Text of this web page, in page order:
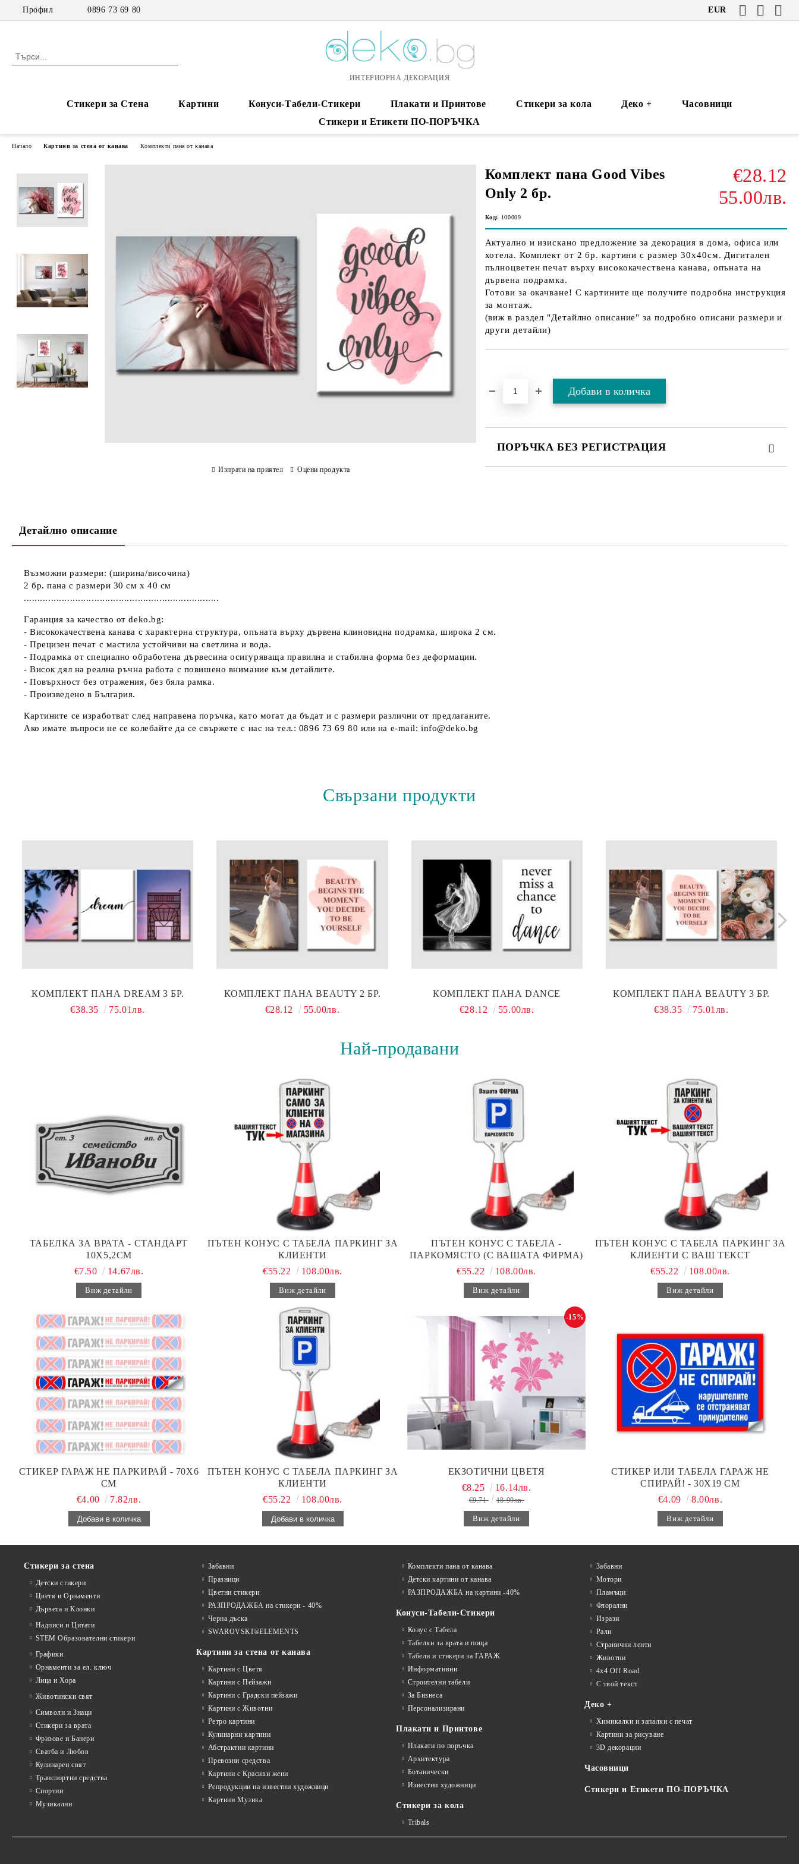
Профил 0896 73 69 80 EUR
ИНТЕРИОРНА ДЕКОРАЦИЯ
Стикери за Стена Картини Конуси-Табели-Стикери Плакати и Принтове Стикери за кола Деко +
Часовници
Стикери и Етикети ПО-ПОРЪЧКА
Начало Картини за стена от канава Комплекти пана от канава
Комплект пана Good Vibes
Only 2 бр.
€28.12
55.00лв.
Код: 100009
Актуално и изискано предложение за декорация в дома, офиса или
хотела. Комплект от 2 бр. картини с размер 30х40см. Дигитален
пълноцветен печат върху висококачествена канава, опъната на
дървена подрамка.
Готови за окачване! С картините ще получите подробна инструкция
за монтаж.
(виж в раздел "Детайлно описание" за подробно описани размери и
други детайли)
ПОРЪЧКА БЕЗ РЕГИСТРАЦИЯ
Изпрати на приятел Оцени продукта
Детайлно описание
Възможни размери: (ширина/височина)
2 бр. пана с размери 30 см х 40 см
........................................................................
Гаранция за качество от deko.bg:
- Висококачествена канава с характерна структура, опъната върху дървена клиновидна подрамка, широка 2 см.
- Прецизен печат с мастила устойчиви на светлина и вода.
- Подрамка от специално обработена дървесина осигуряваща правилна и стабилна форма без деформации.
- Висок дял на реална ръчна работа с повишено внимание към детайлите.
- Повърхност без отражения, без бяла рамка.
- Произведено в България.
Картините се изработват след направена поръчка, като могат да бъдат и с размери различни от предлаганите.
Ако имате въпроси не се колебайте да се свържете с нас на тел.: 0896 73 69 80 или на e-mail: info@deko.bg
Свързани продукти
КОМПЛЕКТ ПАНА DREAM 3 БР.
€38.35
75.01лв.
КОМПЛЕКТ ПАНА BEAUTY 2 БР.
€28.12
55.00лв.
КОМПЛЕКТ ПАНА DANCE
€28.12
55.00лв.
КОМПЛЕКТ ПАНА BEAUTY 3 БР.
€38.35
75.01лв.
Най-продавани
ТАБЕЛКА ЗА ВРАТА - СТАНДАРТ
10Х5,2СМ
€7.50
14.67лв.
Виж детайли
ПЪТЕН КОНУС С ТАБЕЛА ПАРКИНГ ЗА
КЛИЕНТИ
€55.22
108.00лв.
Виж детайли
ПЪТЕН КОНУС С ТАБЕЛА -
ПАРКОМЯСТО (С ВАШАТА ФИРМА)
€55.22
108.00лв.
Виж детайли
ПЪТЕН КОНУС С ТАБЕЛА ПАРКИНГ ЗА
КЛИЕНТИ С ВАШ ТЕКСТ
€55.22
108.00лв.
Виж детайли
СТИКЕР ГАРАЖ НЕ ПАРКИРАЙ - 70Х6
СМ
€4.00
7.82лв.
ПЪТЕН КОНУС С ТАБЕЛА ПАРКИНГ ЗА
КЛИЕНТИ
€55.22
108.00лв.
ЕКЗОТИЧНИ ЦВЕТЯ
-15%
€8.25 16.14лв.
€9.71 18.99лв.
Виж детайли
СТИКЕР ИЛИ ТАБЕЛА ГАРАЖ НЕ
СПИРАЙ! - 30Х19 СМ
€4.09
8.00лв.
Виж детайли
Стикери за стена
Детски стикери
Цветя и Орнаменти
Дървета и Клонки
Надписи и Цитати
STEM Образователни стикери
Графики
Орнаменти за ел. ключ
Лица и Хора
Животински свят
Символи и Знаци
Стикери за врата
Фризове и Банери
Сватба и Любов
Кулинарен свят
Транспортни средства
Спортни
Музикални
Забавни
Празници
Цветни стикери
РАЗПРОДАЖБА на стикери - 40%
Черна дъска
SWAROVSKI®ELEMENTS
Картини за стена от канава
Картини с Цветя
Картини с Пейзажи
Картини с Градски пейзажи
Картини с Животни
Ретро картини
Кулинарни картини
Абстрактни картини
Превозни средства
Картини с Красиви жени
Репродукции на известни художници
Картини Музика
Комплекти пана от канава
Детски картини от канава
РАЗПРОДАЖБА на картини -40%
Конуси-Табели-Стикери
Конус с Табела
Табелки за врата и поща
Табели и стикери за ГАРАЖ
Информативни
Строителни табели
За Бизнеса
Персонализирани
Плакати и Принтове
Плакати по поръчка
Архитектура
Ботанически
Известни художници
Стикери за кола
Tribals
Забавни
Мотори
Пламъци
Флорални
Изрази
Рали
Странични ленти
Животни
4x4 Off Road
С твой текст
Деко +
Химикалки и запалки с печат
Картини за рисуване
3D декорации
Часовници
Стикери и Етикети ПО-ПОРЪЧКА